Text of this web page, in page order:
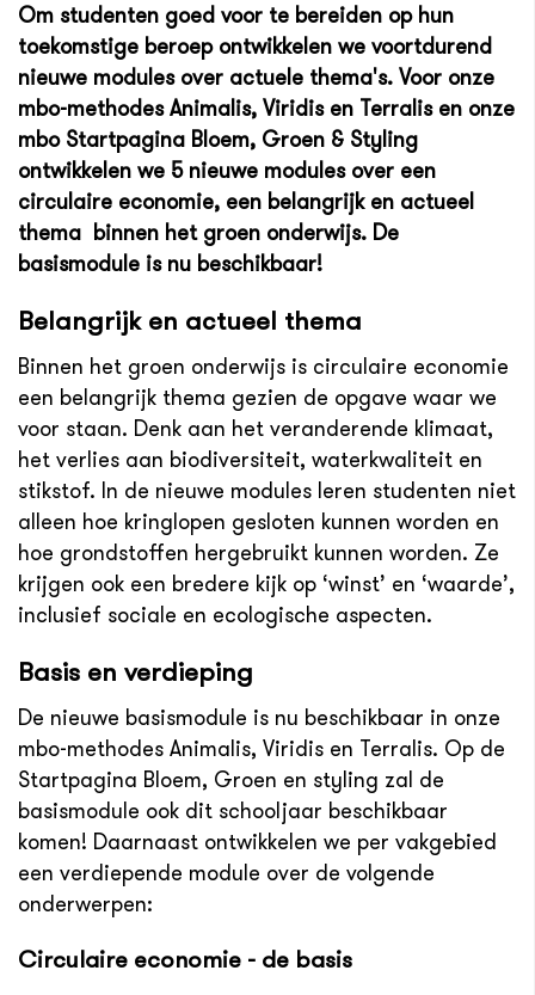
Om studenten goed voor te bereiden op hun
toekomstige beroep ontwikkelen we voortdurend
nieuwe modules over actuele thema's. Voor onze
mbo-methodes Animalis, Viridis en Terralis en onze
mbo Startpagina Bloem, Groen & Styling
ontwikkelen we 5 nieuwe modules over een
circulaire economie, een belangrijk en actueel
thema binnen het groen onderwijs. De
basismodule is nu beschikbaar!
Belangrijk en actueel thema
Binnen het groen onderwijs is circulaire economie
een belangrijk thema gezien de opgave waar we
voor staan. Denk aan het veranderende klimaat,
het verlies aan biodiversiteit, waterkwaliteit en
stikstof. In de nieuwe modules leren studenten niet
alleen hoe kringlopen gesloten kunnen worden en
hoe grondstoffen hergebruikt kunnen worden. Ze
krijgen ook een bredere kijk op ‘winst’ en ‘waarde’,
inclusief sociale en ecologische aspecten.
Basis en verdieping
De nieuwe basismodule is nu beschikbaar in onze
mbo-methodes Animalis, Viridis en Terralis. Op de
Startpagina Bloem, Groen en styling zal de
basismodule ook dit schooljaar beschikbaar
komen! Daarnaast ontwikkelen we per vakgebied
een verdiepende module over de volgende
onderwerpen:
Circulaire economie - de basis